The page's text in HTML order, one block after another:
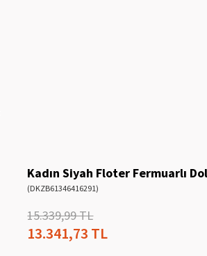
Kadın Siyah Floter Fermuarlı
(DKZB61346416291)
15.339,99 TL
13.341,73 TL